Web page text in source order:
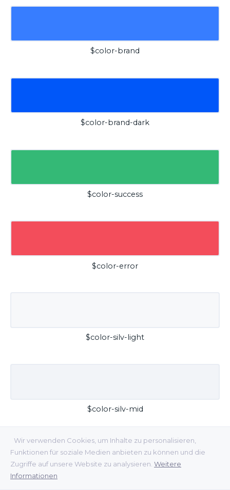
Wir verwenden Cookies, um Inhalte zu personalisieren,
Funktionen für soziale Medien anbieten zu können und die
Zugriffe auf unsere Website zu analysieren. Weitere
Informationen
$color-brand
$color-brand-dark
$color-success
$color-error
$color-silv-light
$color-silv-mid